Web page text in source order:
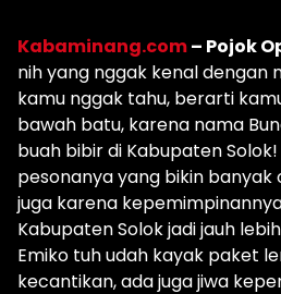
Kabaminang.com– Pojok
nih yang nggak kenal dengan
kamu nggak tahu, berarti
bawah batu, karena nama
buah bibir di Kabupaten
pesonanya yang bikin
juga karena
Kabupaten Solok jadi jauh
Emiko tuh udah kayak paket
kecantikan, ada juga jiwa